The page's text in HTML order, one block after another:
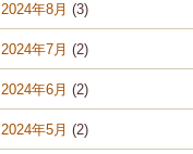
2024年8月 (3)
2024年7月 (2)
2024年6月 (2)
2024年5月 (2)